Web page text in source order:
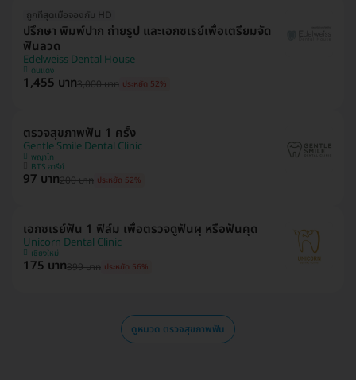
ถูกที่สุดเมื่อจองกับ HD
ปรึกษา พิมพ์ปาก ถ่ายรูป และเอกซเรย์เพื่อเตรียมจัด
ฟันลวด
Edelweiss Dental House
ดินแดง
1,455 บาท3,000 บาท ประหยัด 52%
ตรวจสุขภาพฟัน 1 ครั้ง
Gentle Smile Dental Clinic
พญาไท
BTS อารีย์
97 บาท200 บาท ประหยัด 52%
เอกซเรย์ฟัน 1 ฟิล์ม เพื่อตรวจดูฟันผุ หรือฟันคุด
Unicorn Dental Clinic
เชียงใหม่
175 บาท399 บาท ประหยัด 56%
ดูหมวด ตรวจสุขภาพฟัน